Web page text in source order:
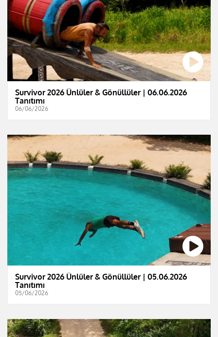
Survivor 2026 Ünlüler & Gönüllüler | 06.06.2026
Tanıtımı
06/06/2026
Survivor 2026 Ünlüler & Gönüllüler | 05.06.2026
Tanıtımı
05/06/2026